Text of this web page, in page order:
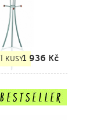
KUSY1 936 Kč